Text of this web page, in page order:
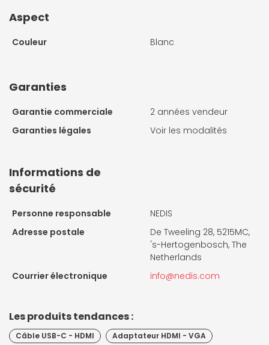
Aspect
Couleur Blanc
Garanties
Garantie commerciale
2 années vendeur
Garanties légales
Voir les modalités
Informations de
sécurité
Personne responsable
NEDIS
Adresse postale
De Tweeling 28, 5215MC,
's-Hertogenbosch, The
Netherlands
Courrier électronique
info@nedis.com
Les produits tendances :
Câble USB-C - HDMI
Adaptateur HDMI - VGA